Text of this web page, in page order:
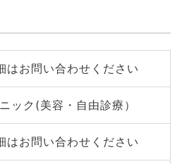
はお問い合わせください
ック(美容・自由診療）
はお問い合わせください